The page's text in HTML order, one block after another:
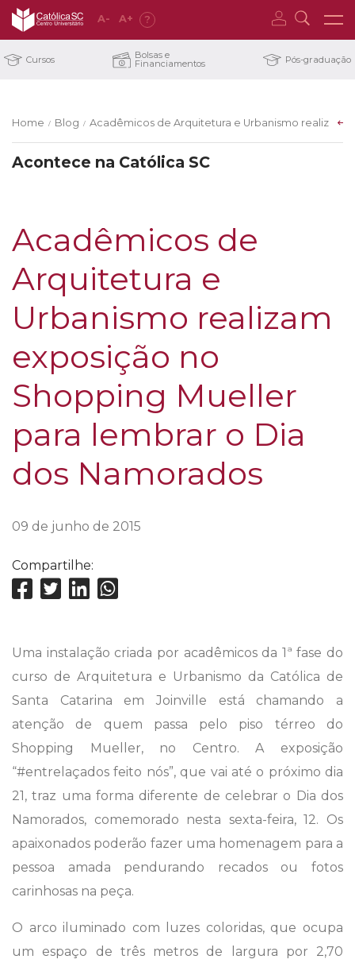
A- A+ ?
Cursos Bolsas e
Financiamentos Pós-graduação
Home / Blog / Acadêmicos de Arquitetura e Urbanismo realizam
Acontece na Católica SC
Acadêmicos de
Arquitetura e
Urbanismo realizam
exposição no
Shopping Mueller
para lembrar o Dia
dos Namorados
09 de junho de 2015
Compartilhe:
Uma instalação criada por acadêmicos da 1ª fase do
curso de Arquitetura e Urbanismo da Católica de
Santa Catarina em Joinville está chamando a
atenção de quem passa pelo piso térreo do
Shopping Mueller, no Centro. A exposição
“#entrelaçados feito nós”, que vai até o próximo dia
21, traz uma forma diferente de celebrar o Dia dos
Namorados, comemorado nesta sexta-feira, 12. Os
apaixonados poderão fazer uma homenagem para a
pessoa amada pendurando recados ou fotos
carinhosas na peça.
O arco iluminado com luzes coloridas, que ocupa
um espaço de três metros de largura por 2,70